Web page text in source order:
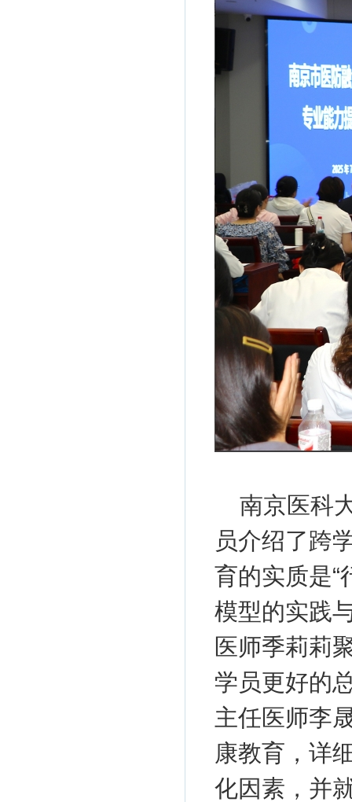
南京医科
员介绍了跨
育的实质是“
模型的实践
医师季莉莉
学员更好的
主任医师李
康教育，详
化因素，并